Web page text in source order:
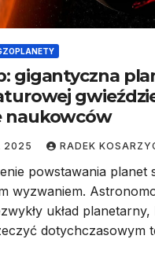
gigantyczna
naukowców
2025 RADEK
powstawania planet
wyzwaniem.
układ
dotychczasowym